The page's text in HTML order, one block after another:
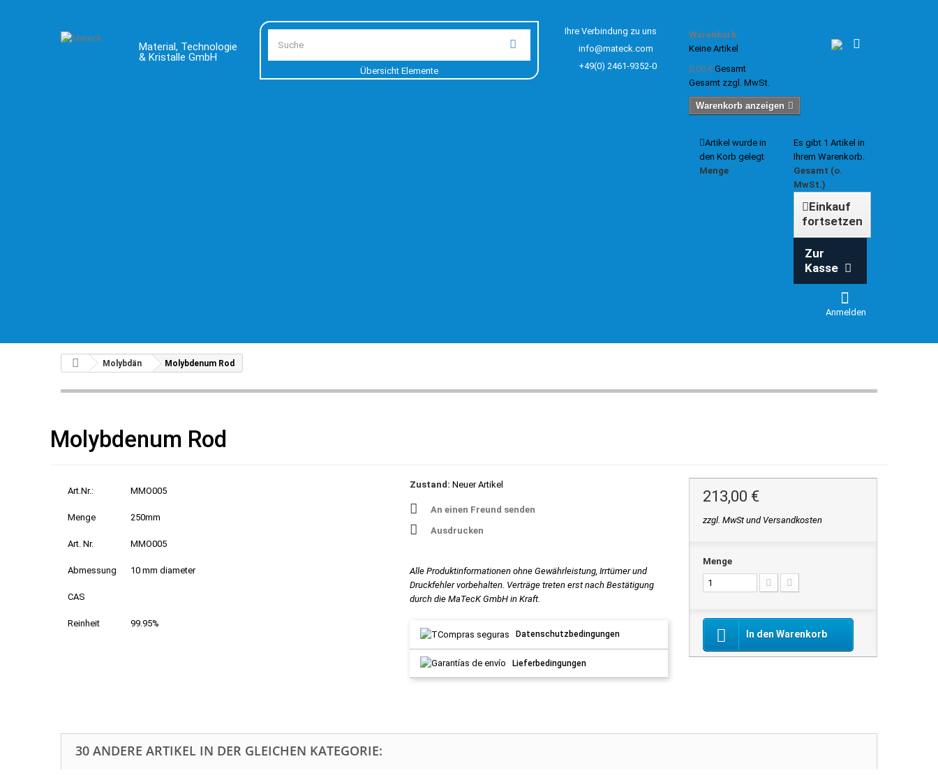
Material, Technologie
& Kristalle GmbH
Übersicht Elemente
Ihre Verbindung zu uns
info@mateck.com
+49(0) 2461-9352-0
Warenkorb
Keine Artikel
0,00 € Gesamt
Gesamt zzgl. MwSt.
Warenkorb anzeigen
Artikel wurde in
den Korb gelegt
Menge
Es gibt 1 Artikel in
Ihrem Warenkorb.
Gesamt (o.
MwSt.)
Einkauf
fortsetzen
Zur
Kasse
Anmelden
Molybdän Molybdenum Rod
Molybdenum Rod
Art.Nr.: MMO005
Menge 250mm
Art. Nr. MMO005
Abmessung 10 mm diameter
CAS
Reinheit 99.95%
Zustand: Neuer Artikel
An einen Freund senden
Ausdrucken
Alle Produktinformationen ohne Gewährleistung, Irrtümer und
Druckfehler vorbehalten. Verträge treten erst nach Bestätigung
durch die MaTecK GmbH in Kraft.
Datenschutzbedingungen
Lieferbedingungen
213,00 €
zzgl. MwSt und Versandkosten
Menge
In den Warenkorb
30 ANDERE ARTIKEL IN DER GLEICHEN KATEGORIE: